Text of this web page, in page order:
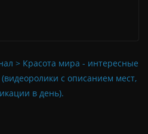
> Красота мира - интересные
с описанием мест,
в день).